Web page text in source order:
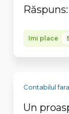
Imi place
Contabilul
Un